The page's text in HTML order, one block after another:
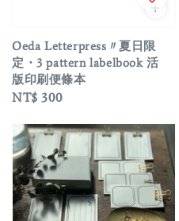
Oeda Letterpress〃夏日限
定・3 pattern labelbook 活
版印刷便條本
Regular
NT$ 300